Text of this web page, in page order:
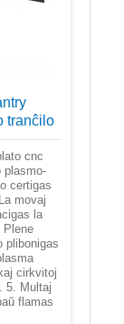
tranĉilo
cnc
plasmo-
certigas
movaj
la
Plene
plibonigas
cirkvitoj
5. Multaj
flamas